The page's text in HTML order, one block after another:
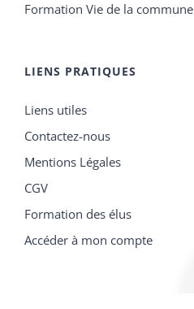
Formation Vie de la commune
LIENS PRATIQUES
Liens utiles
Contactez-nous
Mentions Légales
CGV
Formation des élus
Accéder à mon compte